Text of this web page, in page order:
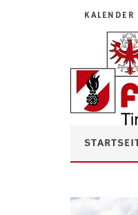
KALENDER